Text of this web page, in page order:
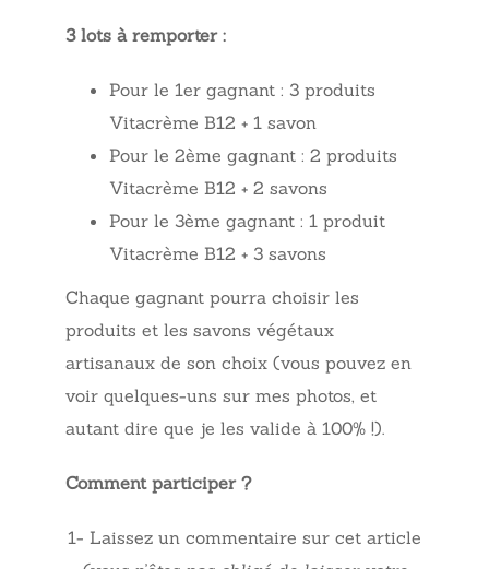
3 lots à remporter :
Pour le 1er gagnant : 3 produits
Vitacrème B12 + 1 savon
Pour le 2ème gagnant : 2 produits
Vitacrème B12 + 2 savons
Pour le 3ème gagnant : 1 produit
Vitacrème B12 + 3 savons
Chaque gagnant pourra choisir les
produits et les savons végétaux
artisanaux de son choix (vous pouvez en
voir quelques-uns sur mes photos, et
autant dire que je les valide à 100% !).
Comment participer ?
1- Laissez un commentaire sur cet article